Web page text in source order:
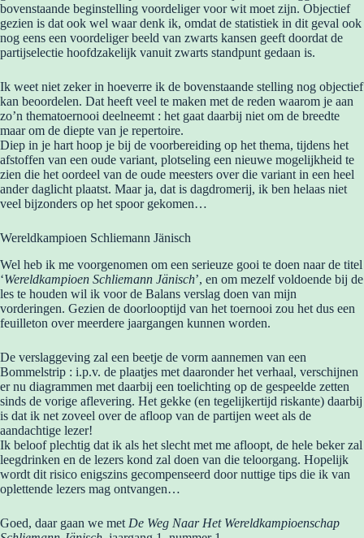
bovenstaande beginstelling voordeliger voor wit moet zijn. Objectief
gezien is dat ook wel waar denk ik, omdat de statistiek in dit geval ook
nog eens een voordeliger beeld van zwarts kansen geeft doordat de
partijselectie hoofdzakelijk vanuit zwarts standpunt gedaan is.
Ik weet niet zeker in hoeverre ik de bovenstaande stelling nog objectief
kan beoordelen. Dat heeft veel te maken met de reden waarom je aan
zo’n thematoernooi deelneemt : het gaat daarbij niet om de breedte
maar om de diepte van je repertoire.
Diep in je hart hoop je bij de voorbereiding op het thema, tijdens het
afstoffen van een oude variant, plotseling een nieuwe mogelijkheid te
zien die het oordeel van de oude meesters over die variant in een heel
ander daglicht plaatst. Maar ja, dat is dagdromerij, ik ben helaas niet
veel bijzonders op het spoor gekomen…
Wereldkampioen Schliemann Jänisch
Wel heb ik me voorgenomen om een serieuze gooi te doen naar de titel
‘Wereldkampioen Schliemann Jänisch’, en om mezelf voldoende bij de
les te houden wil ik voor de Balans verslag doen van mijn
vorderingen. Gezien de doorlooptijd van het toernooi zou het dus een
feuilleton over meerdere jaargangen kunnen worden.
De verslaggeving zal een beetje de vorm aannemen van een
Bommelstrip : i.p.v. de plaatjes met daaronder het verhaal, verschijnen
er nu diagrammen met daarbij een toelichting op de gespeelde zetten
sinds de vorige aflevering. Het gekke (en tegelijkertijd riskante) daarbij
is dat ik net zoveel over de afloop van de partijen weet als de
aandachtige lezer!
Ik beloof plechtig dat ik als het slecht met me afloopt, de hele beker zal
leegdrinken en de lezers kond zal doen van die teloorgang. Hopelijk
wordt dit risico enigszins gecompenseerd door nuttige tips die ik van
oplettende lezers mag ontvangen…
Goed, daar gaan we met De Weg Naar Het Wereldkampioenschap